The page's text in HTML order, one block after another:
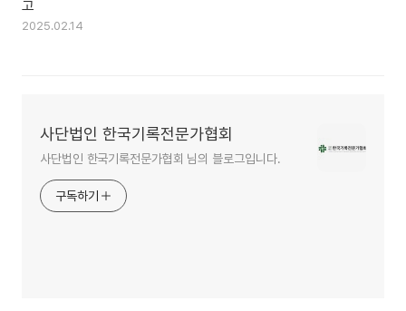
고
2025.02.14
사단법인 한국기록전문가협회
사단법인 한국기록전문가협회 님의 블로그입니다.
구독하기